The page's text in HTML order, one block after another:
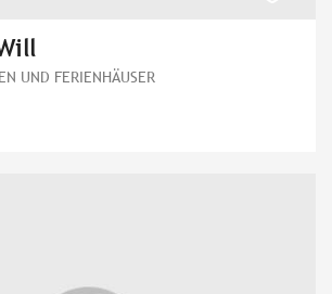
UND FERIENHÄUSER